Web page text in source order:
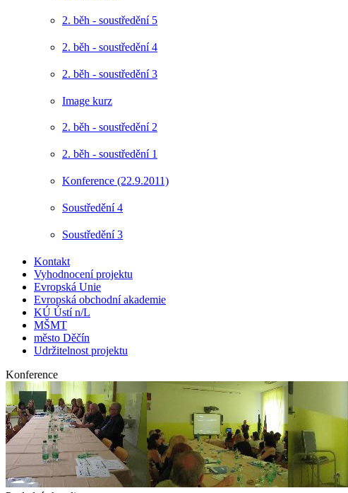
2. běh - soustředění 5
2. běh - soustředění 4
2. běh - soustředění 3
Image kurz
2. běh - soustředění 2
2. běh - soustředění 1
Konference (22.9.2011)
Soustředění 4
Soustředění 3
Kontakt
Vyhodnocení projektu
Evropská Unie
Evropská obchodní akademie
KÚ Ústí n/L
MŠMT
město Děčín
Udržitelnost projektu
Konference